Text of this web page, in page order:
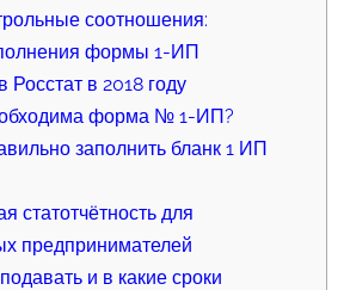
соотношения:
формы 1-ИП
Росстат в 2018 году
форма № 1-ИП?
заполнить бланк 1 ИП
статотчётность для
предпринимателей
и в какие сроки